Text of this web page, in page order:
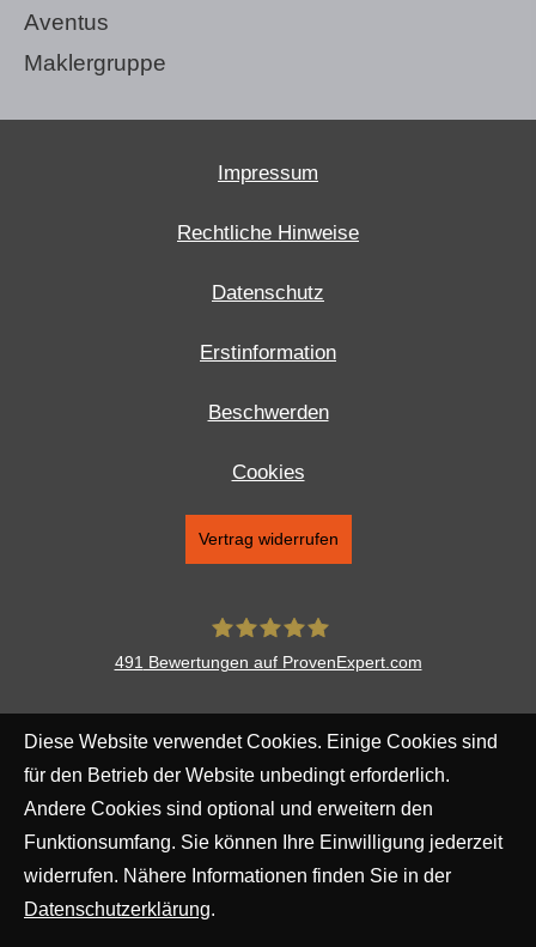
Aventus
Maklergruppe
Impressum
Rechtliche Hinweise
Datenschutz
Erstinformation
Beschwerden
Cookies
Vertrag widerrufen
491 Bewertungen auf ProvenExpert.com
Diese Website verwendet Cookies. Einige Cookies sind
für den Betrieb der Website unbedingt erforderlich.
Andere Cookies sind optional und erweitern den
Funktionsumfang. Sie können Ihre Einwilligung jederzeit
widerrufen. Nähere Informationen finden Sie in der
Datenschutzerklärung.